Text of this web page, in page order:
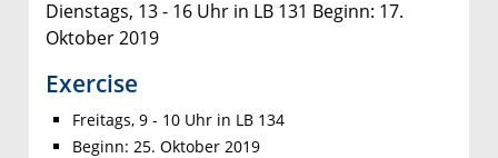
Dienstags, 13 - 16 Uhr in LB 131 Beginn: 17.
Oktober 2019
Exercise
Freitags, 9 - 10 Uhr in LB 134
Beginn: 25. Oktober 2019